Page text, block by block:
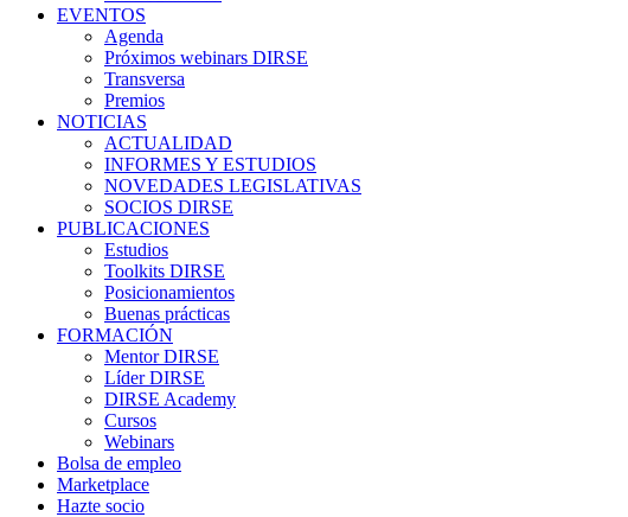
EVENTOS
Agenda
Próximos webinars DIRSE
Transversa
Premios
NOTICIAS
ACTUALIDAD
INFORMES Y ESTUDIOS
NOVEDADES LEGISLATIVAS
SOCIOS DIRSE
PUBLICACIONES
Estudios
Toolkits DIRSE
Posicionamientos
Buenas prácticas
FORMACIÓN
Mentor DIRSE
Líder DIRSE
DIRSE Academy
Cursos
Webinars
Bolsa de empleo
Marketplace
Hazte socio